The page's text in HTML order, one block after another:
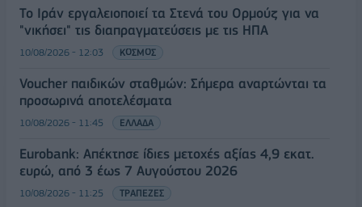
Το Ιράν εργαλειοποιεί τα Στενά του Ορμούζ για να
"νικήσει" τις διαπραγματεύσεις με τις ΗΠΑ
10/08/2026 - 12:03 ΚΟΣΜΟΣ
Voucher παιδικών σταθμών: Σήμερα αναρτώνται τα
προσωρινά αποτελέσματα
10/08/2026 - 11:45 ΕΛΛΑΔΑ
Eurobank: Απέκτησε ίδιες μετοχές αξίας 4,9 εκατ.
ευρώ, από 3 έως 7 Αυγούστου 2026
10/08/2026 - 11:25 ΤΡΑΠΕΖΕΣ